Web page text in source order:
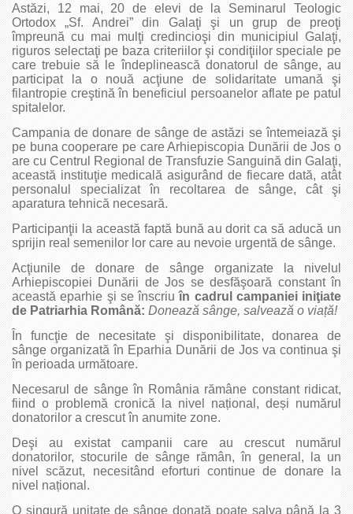
Astăzi, 12 mai, 20 de elevi de la Seminarul Teologic
Ortodox „Sf. Andrei” din Galaţi şi un grup de preoţi
împreună cu mai mulţi credincioşi din municipiul Galaţi,
riguros selectaţi pe baza criteriilor şi condiţiilor speciale pe
care trebuie să le îndeplinească donatorul de sânge, au
participat la o nouă acţiune de solidaritate umană şi
filantropie creştină în beneficiul persoanelor aflate pe patul
spitalelor.
Campania de donare de sânge de astăzi se întemeiază şi
pe buna cooperare pe care Arhiepiscopia Dunării de Jos o
are cu Centrul Regional de Transfuzie Sanguină din Galaţi,
această instituţie medicală asigurând de fiecare dată, atât
personalul specializat în recoltarea de sânge, cât şi
aparatura tehnică necesară.
Participanţii la această faptă bună au dorit ca să aducă un
sprijin real semenilor lor care au nevoie urgentă de sânge.
Acţiunile de donare de sânge organizate la nivelul
Arhiepiscopiei Dunării de Jos se desfăşoară constant în
această eparhie şi se înscriuîn cadrul campaniei iniţiate
de Patriarhia Română: Donează sânge, salvează o viață!
În funcţie de necesitate şi disponibilitate, donarea de
sânge organizată în Eparhia Dunării de Jos va continua şi
în perioada următoare.
Necesarul de sânge în România rămâne constant ridicat,
fiind o problemă cronică la nivel național, deși numărul
donatorilor a crescut în anumite zone.
Deşi au existat campanii care au crescut numărul
donatorilor, stocurile de sânge rămân, în general, la un
nivel scăzut, necesitând eforturi continue de donare la
nivel național.
O singură unitate de sânge donată poate salva până la 3